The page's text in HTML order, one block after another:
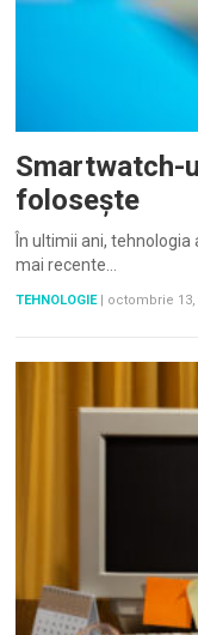
Smartwatch-
folosește
În ultimii ani,
mai recente…
TEHNOLOGIE | octombrie 13,